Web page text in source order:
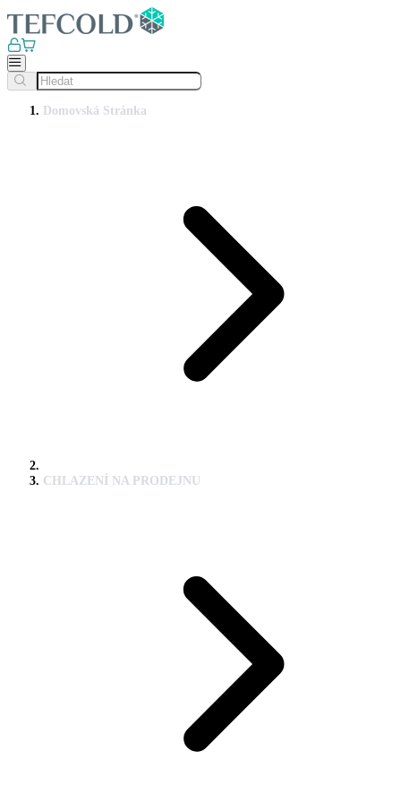
Domovská Stránka
CHLAZENÍ NA PRODEJNU